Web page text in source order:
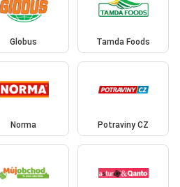
Globus Tamda Foods
Norma Potraviny CZ